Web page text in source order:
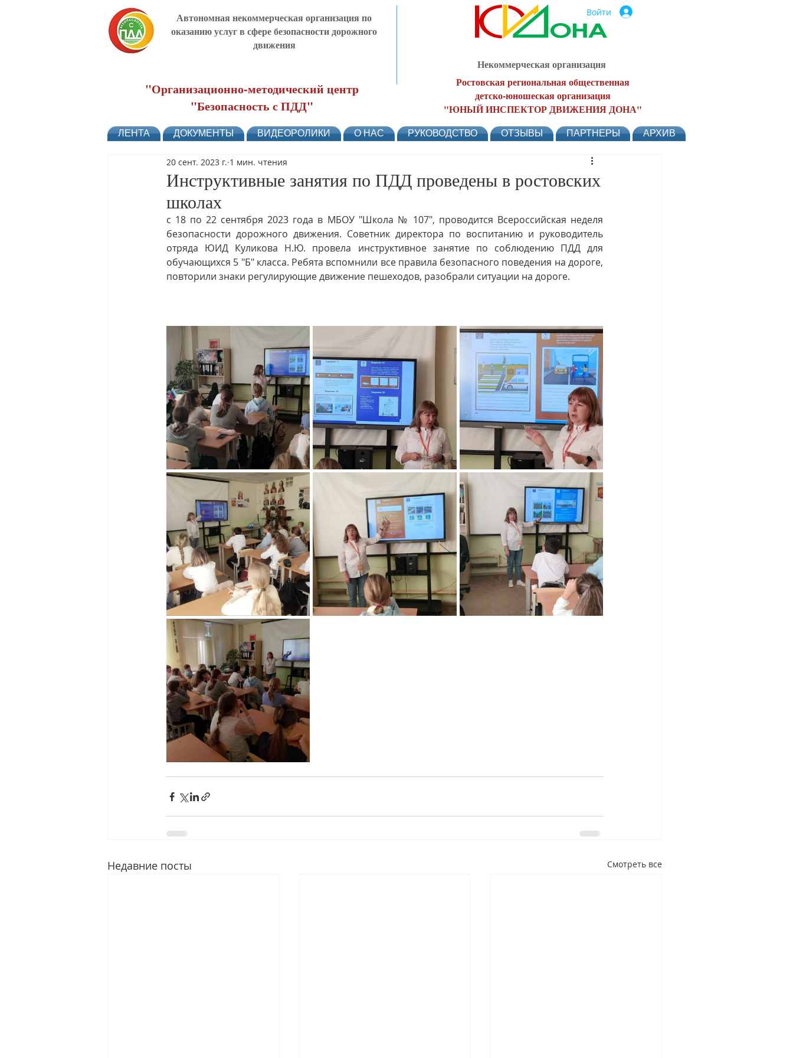
Автономная некоммерческая организация по
оказанию услуг в сфере безопасности дорожного
движения
"Организационно-методический центр
"Безопасность с ПДД"
Войти
Некоммерческая организация
Ростовская региональная общественная
детско-юношеская организация
"ЮНЫЙ ИНСПЕКТОР ДВИЖЕНИЯ ДОНА"
ЛЕНТА ДОКУМЕНТЫ ВИДЕОРОЛИКИ О НАС РУКОВОДСТВО ОТЗЫВЫ ПАРТНЕРЫ АРХИВ
Инструктивные занятия по ПДД проведены в ростовских
школах
20 сент. 2023 г. 1 мин. чтения
с 18 по 22 сентября 2023 года в МБОУ "Школа № 107", проводится Всероссийская неделя
безопасности дорожного движения. Советник директора по воспитанию и руководитель
отряда ЮИД Куликова Н.Ю. провела инструктивное занятие по соблюдению ПДД для
обучающихся 5 "Б" класса. Ребята вспомнили все правила безопасного поведения на дороге,
повторили знаки регулирующие движение пешеходов, разобрали ситуации на дороге.
Недавние посты Смотреть все